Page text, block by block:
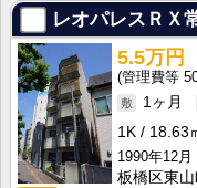
レオパレスＲＸ
5.5万円
1ヶ月
1K
18.63
1990年12月
板橋区東山